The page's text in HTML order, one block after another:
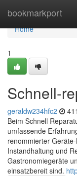
bookmarkport
Home
Home
1
Schnell-
geraldw234hfc2
Beim Schnell
umfassende
renommierter
Instandhaltung und
Gastronomiegeräte
einsatzbereit sind.